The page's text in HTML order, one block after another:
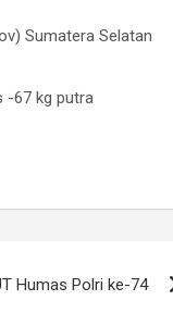
Sumatera Selatan
-67 kg putra
Humas Polri ke-74